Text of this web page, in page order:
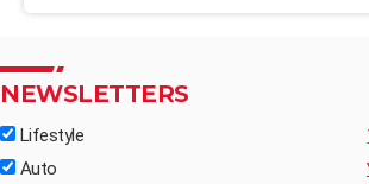
NEWSLETTERS
Lifestyle
Auto